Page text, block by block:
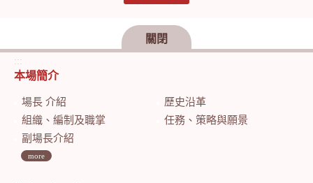
關閉
:::
本場簡介
場長 介紹
歷史沿革
組織、編制及職掌
任務、策略與願景
副場長介紹
more